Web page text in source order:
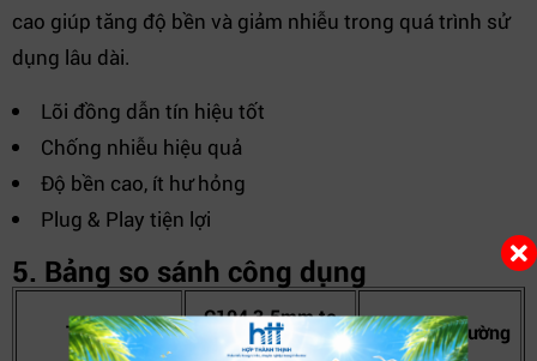
cao giúp tăng độ bền và giảm nhiễu trong quá trình sử
dụng lâu dài.
Lõi đồng dẫn tín hiệu tốt
Chống nhiễu hiệu quả
Độ bền cao, ít hư hỏng
Plug & Play tiện lợi
5. Bảng so sánh công dụng
Tiêu chí
C104 3.5mm to
2RCA
Cáp RCA thường